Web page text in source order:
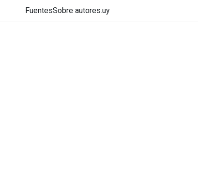
FuentesSobre autores.uy